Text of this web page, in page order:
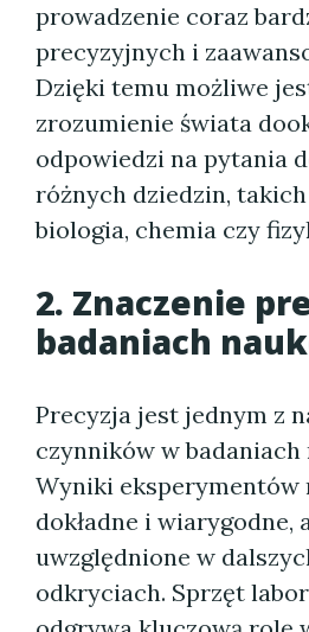
prowadzenie coraz
precyzyjnych i
Dzięki temu możliwe
zrozumienie świata
odpowiedzi na pytania
różnych dziedzin,
biologia, chemia czy
2. Znaczenie
badaniach
Precyzja jest jednym z
czynników w badaniach
Wyniki eksperymentów
dokładne i wiarygodne,
uwzględnione w
odkryciach. Sprzęt